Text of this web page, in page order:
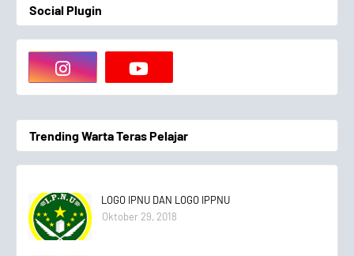
Social Plugin
Trending Warta Teras Pelajar
LOGO IPNU DAN LOGO IPPNU
Oktober 29, 2018